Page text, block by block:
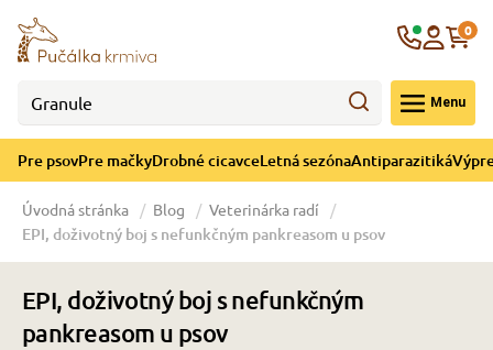
Menu
0
Pre psovPre mačkyDrobné cicavceLetná sezónaAntiparazitiká
psov
Pre psov
psov
pre psov
psov
mačky
Pre mačky
mačky
pre mačky
mačky
cicavce
Drobné cicavce
sezóna
Letná sezóna
ochladenie
hračky
Výpredaj
CZK
Úvodná stránka Blog Veterinárka radí
EPI, doživotný boj s nefunkčným pankreasom u psov
EPI, doživotný boj s nefunkčným
pankreasom u psov